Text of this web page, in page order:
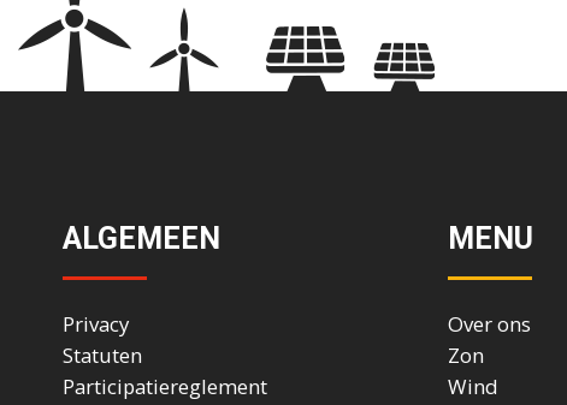
ALGEMEEN
Privacy
Statuten
Participatiereglement
MENU
Over ons
Zon
Wind